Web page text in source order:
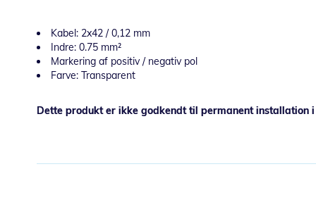
Kabel: 2x42 / 0,12 mm
Indre: 0.75 mm²
Markering af positiv / negativ pol
Farve: Transparent
Dette produkt er ikke godkendt til permanent installation